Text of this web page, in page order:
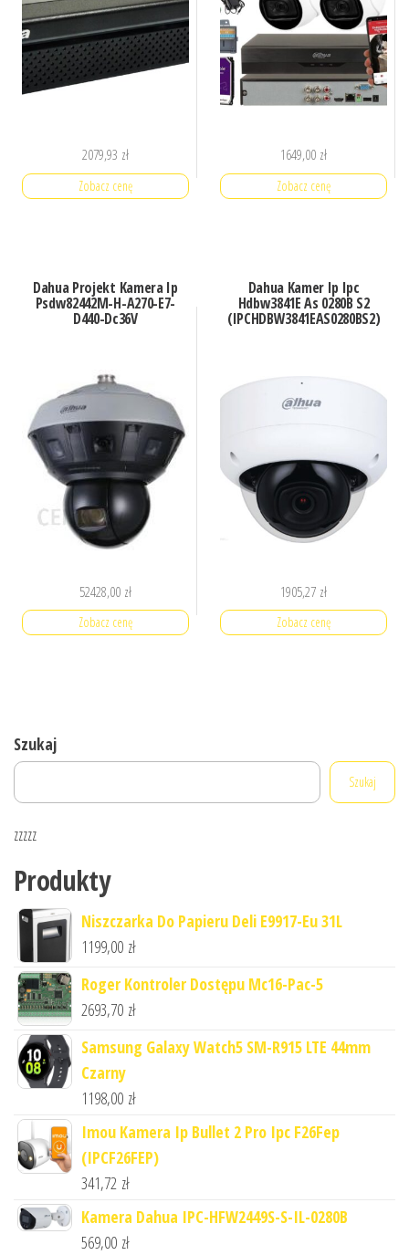
2079,93 zł
Zobacz cenę
1649,00 zł
Zobacz cenę
Dahua Projekt Kamera Ip
Psdw82442M-H-A270-E7-
D440-Dc36V
52428,00 zł
Zobacz cenę
Dahua Kamer Ip Ipc
Hdbw3841E As 0280B S2
(IPCHDBW3841EAS0280BS2)
1905,27 zł
Zobacz cenę
Szukaj
Szukaj
zzzzz
Produkty
Niszczarka Do Papieru Deli E9917-Eu 31L
1199,00 zł
Roger Kontroler Dostępu Mc16-Pac-5
2693,70 zł
Samsung Galaxy Watch5 SM-R915 LTE 44mm
Czarny
1198,00 zł
Imou Kamera Ip Bullet 2 Pro Ipc F26Fep
(IPCF26FEP)
341,72 zł
Kamera Dahua IPC-HFW2449S-S-IL-0280B
569,00 zł